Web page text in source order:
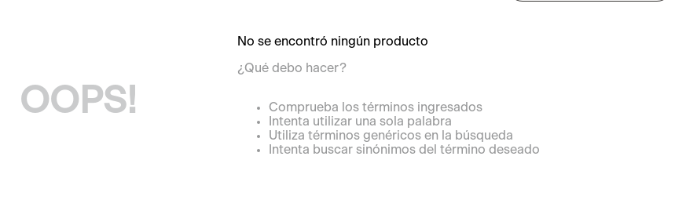
OOPS!
No se encontró ningún producto
¿Qué debo hacer?
Comprueba los términos ingresados
Intenta utilizar una sola palabra
Utiliza términos genéricos en la búsqueda
Intenta buscar sinónimos del término deseado